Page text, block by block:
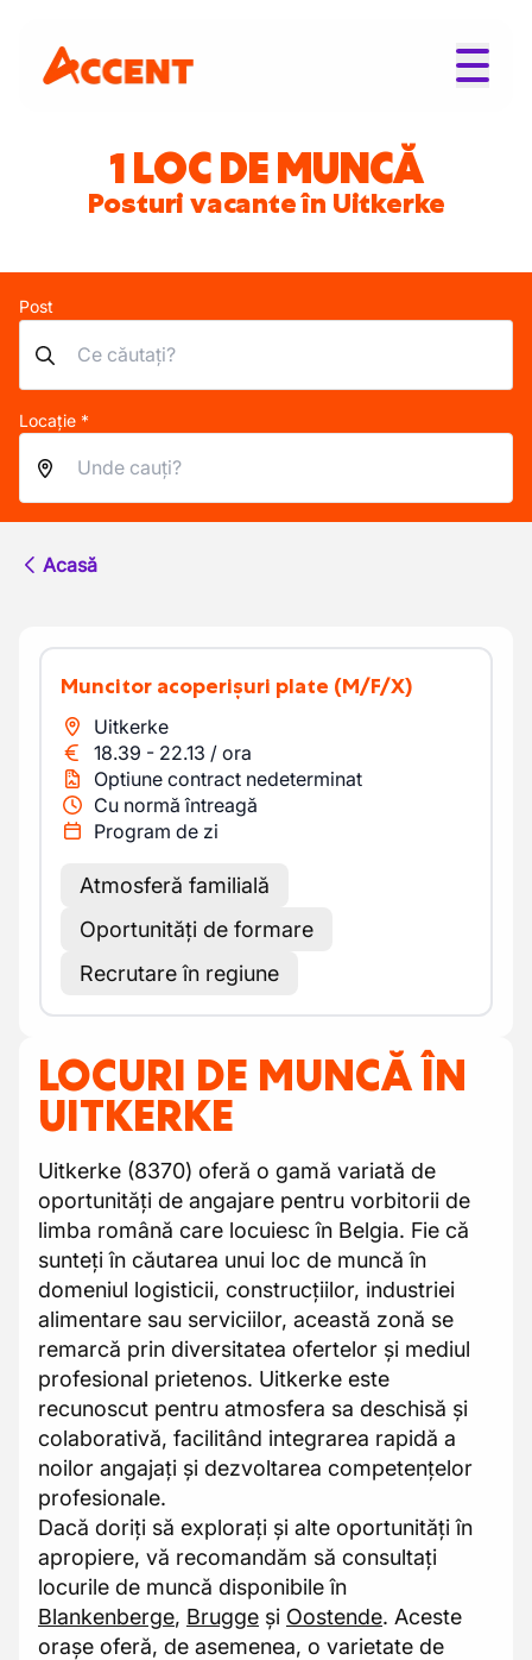
1 LOC DE MUNCĂ
Posturi vacante în Uitkerke
Post
Locație *
Acasă
Muncitor acoperișuri plate (M/F/X)
Uitkerke
18.39 - 22.13 / ora
Optiune contract nedeterminat
Cu normă întreagă
Program de zi
Atmosferă familială
Oportunități de formare
Recrutare în regiune
LOCURI DE MUNCĂ ÎN
UITKERKE
Uitkerke (8370) oferă o gamă variată de
oportunități de angajare pentru vorbitorii de
limba română care locuiesc în Belgia. Fie că
sunteți în căutarea unui loc de muncă în
domeniul logisticii, construcțiilor, industriei
alimentare sau serviciilor, această zonă se
remarcă prin diversitatea ofertelor și mediul
profesional prietenos. Uitkerke este
recunoscut pentru atmosfera sa deschisă și
colaborativă, facilitând integrarea rapidă a
noilor angajați și dezvoltarea competențelor
profesionale.
Dacă doriți să explorați și alte oportunități în
apropiere, vă recomandăm să consultați
locurile de muncă disponibile în
Blankenberge, Brugge și Oostende. Aceste
orașe oferă, de asemenea, o varietate de